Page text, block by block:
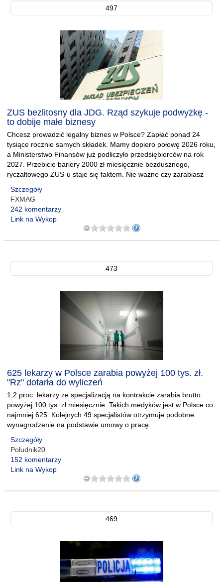
497
ZUS bezlitosny dla JDG. Rząd szykuje podwyżkę -
to dobije małe biznesy
Chcesz prowadzić legalny biznes w Polsce? Zapłać ponad 24
tysiące rocznie samych składek. Mamy dopiero połowę 2026 roku,
a Ministerstwo Finansów już podliczyło przedsiębiorców na rok
2027. Przebicie bariery 2000 zł miesięcznie bezdusznego,
ryczałtowego ZUS-u staje się faktem. Nie ważne czy zarabiasz
Szczegóły
FXMAG
242 komentarzy
Link na Wykop
473
625 lekarzy w Polsce zarabia powyżej 100 tys. zł.
"Rz" dotarła do wyliczeń
1,2 proc. lekarzy ze specjalizacją na kontrakcie zarabia brutto
powyżej 100 tys. zł miesięcznie. Takich medyków jest w Polsce co
najmniej 625. Kolejnych 49 specjalistów otrzymuje podobne
wynagrodzenie na podstawie umowy o pracę.
Szczegóły
Poludnik20
152 komentarzy
Link na Wykop
469